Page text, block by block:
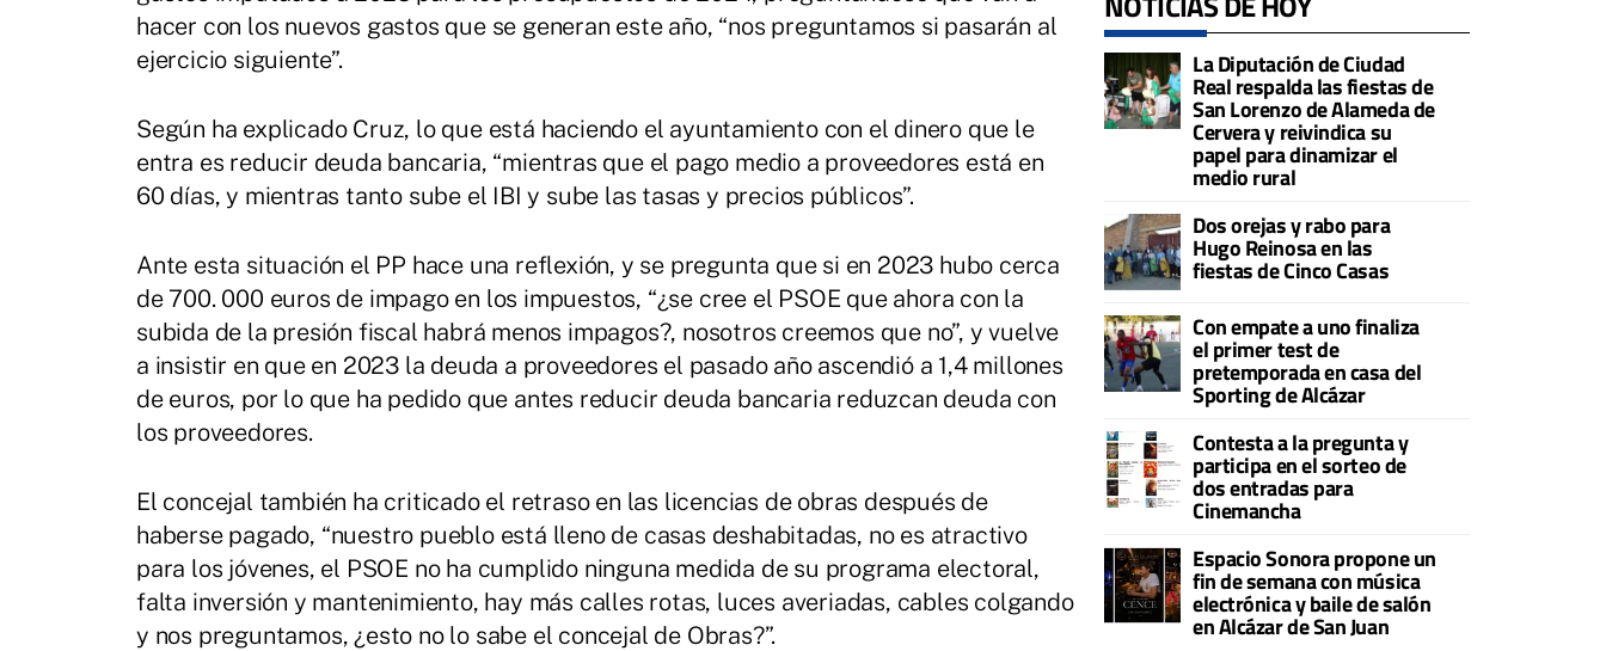
hacer con los nuevos gastos que se generan este año, “nos preguntamos si pasarán al
ejercicio siguiente”.
Según ha explicado Cruz, lo que está haciendo el ayuntamiento con el dinero que le
entra es reducir deuda bancaria, “mientras que el pago medio a proveedores está en
60 días, y mientras tanto sube el IBI y sube las tasas y precios públicos”.
Ante esta situación el PP hace una reflexión, y se pregunta que si en 2023 hubo cerca
de 700. 000 euros de impago en los impuestos, “¿se cree el PSOE que ahora con la
subida de la presión fiscal habrá menos impagos?, nosotros creemos que no”, y vuelve
a insistir en que en 2023 la deuda a proveedores el pasado año ascendió a 1,4 millones
de euros, por lo que ha pedido que antes reducir deuda bancaria reduzcan deuda con
los proveedores.
El concejal también ha criticado el retraso en las licencias de obras después de
haberse pagado, “nuestro pueblo está lleno de casas deshabitadas, no es atractivo
para los jóvenes, el PSOE no ha cumplido ninguna medida de su programa electoral,
falta inversión y mantenimiento, hay más calles rotas, luces averiadas, cables colgando
y nos preguntamos, ¿esto no lo sabe el concejal de Obras?”.
La Diputación de Ciudad
Real respalda las fiestas de
San Lorenzo de Alameda de
Cervera y reivindica su
papel para dinamizar el
medio rural
Dos orejas y rabo para
Hugo Reinosa en las
fiestas de Cinco Casas
Con empate a uno finaliza
el primer test de
pretemporada en casa del
Sporting de Alcázar
Contesta a la pregunta y
participa en el sorteo de
dos entradas para
Cinemancha
Espacio Sonora propone un
fin de semana con música
electrónica y baile de salón
en Alcázar de San Juan